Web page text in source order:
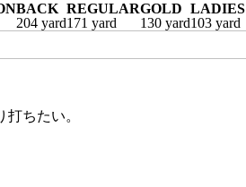
BACK REGULARGOLD LADIES
204 yard171 yard 130 yard103 yard
ちたい。